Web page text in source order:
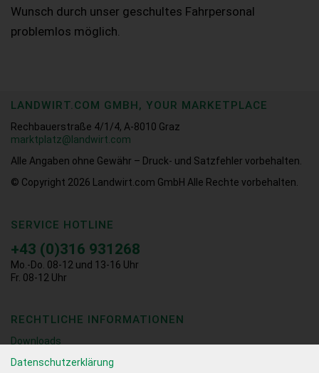
Wunsch durch unser geschultes Fahrpersonal
problemlos möglich.
LANDWIRT.COM GMBH, YOUR MARKETPLACE
Rechbauerstraße 4/1/4, A-8010 Graz
marktplatz@landwirt.com
Alle Angaben ohne Gewähr – Druck- und Satzfehler vorbehalten.
© Copyright 2026
Landwirt.com GmbH Alle Rechte vorbehalten.
SERVICE HOTLINE
+43 (0)316 931268
Mo.-Do. 08-12 und 13-16 Uhr
Fr. 08-12 Uhr
RECHTLICHE INFORMATIONEN
Downloads
Datenschutzerklärung